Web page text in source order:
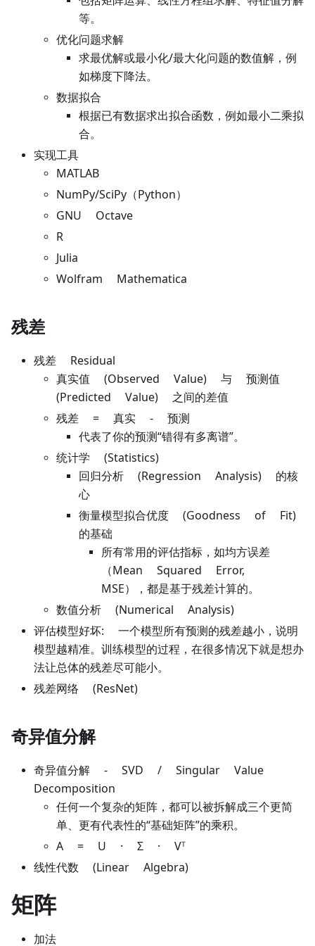
等。
优化问题求解
求最优解或最小化/最大化问题的数值解，例
如梯度下降法。
数据拟合
根据已有数据求出拟合函数，例如最小二乘拟
合。
实现工具
MATLAB
NumPy/SciPy（Python）
GNU Octave
R
Julia
Wolfram Mathematica
残差
残差 Residual
真实值 (Observed Value) 与 预测值
(Predicted Value) 之间的差值
残差 = 真实 - 预测
代表了你的预测“错得有多离谱”。
统计学 (Statistics)
回归分析 (Regression Analysis) 的核
心
衡量模型拟合优度 (Goodness of Fit)
的基础
所有常用的评估指标，如均方误差
（Mean Squared Error,
MSE），都是基于残差计算的。
数值分析 (Numerical Analysis)
评估模型好坏: 一个模型所有预测的残差越小，说明
模型越精准。训练模型的过程，在很多情况下就是想办
法让总体的残差尽可能小。
残差网络 (ResNet)
奇异值分解
奇异值分解 - SVD / Singular Value
Decomposition
任何一个复杂的矩阵，都可以被拆解成三个更简
单、更有代表性的“基础矩阵”的乘积。
A = U · Σ · Vᵀ
线性代数 (Linear Algebra)
矩阵
加法